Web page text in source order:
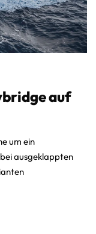
auf
um ein
ausgeklappten